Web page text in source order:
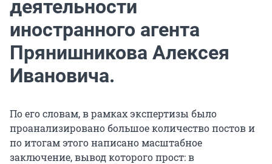
деятельности
иностранного агента
Прянишникова Алексея
Ивановича.
По его словам, в рамках экспертизы было
проанализировано большое количество постов и
по итогам этого написано масштабное
заключение, вывод которого прост: в